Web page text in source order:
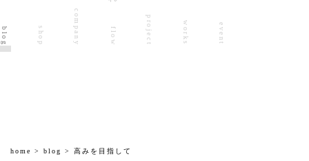
event
works
project
flow
company
shop
blog
home > blog > 高みを目指して